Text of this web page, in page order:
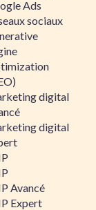
Ads
sociaux
digital
digital
Avancé
Expert